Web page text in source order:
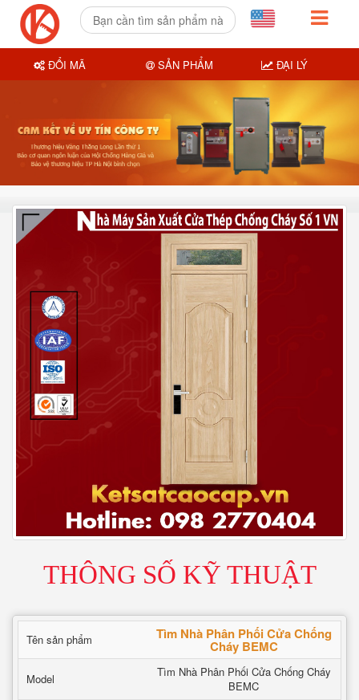
THÔNG SỐ KỸ THUẬT
Tên sản phẩm Tìm Nhà Phân Phối Cửa Chống
Cháy BEMC
Model
Tìm Nhà Phân Phối Cửa Chống Cháy
BEMC
ĐỔI MÃ SẢN PHẨM ĐẠI LÝ